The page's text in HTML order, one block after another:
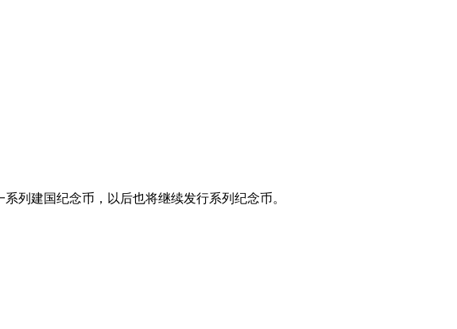
列建国纪念币，以后也将继续发行系列纪念币。